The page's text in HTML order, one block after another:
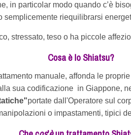
in particolar modo quando c’è
semplicemente riequilibrarsi
stressato, teso o ha piccole
Cosa è lo Shiatsu?
manuale, affonda le
sua codificazione in Giappone,
portate dall'Operatore sul
o impastamenti, tipici